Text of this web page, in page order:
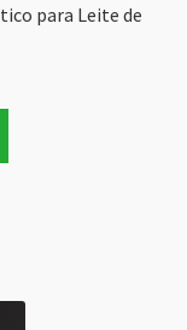
para Leite de